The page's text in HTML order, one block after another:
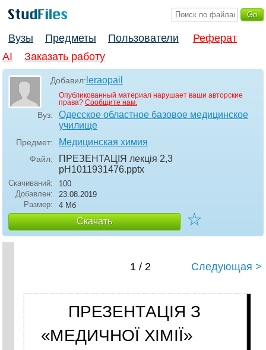
Вузы Предметы Пользователи
Реферат
AI
Заказать работу
Добавил: leraopail
Опубликованный материал нарушает ваши авторские
права? Сообщите нам.
Вуз:
Одесское областное базовое медицинское
училище
Предмет: Медицинская химия
Файл:
ПРЕЗЕНТАЦІЯ лекція 2,3
рН1011931476.pptx
Скачиваний:
100
Добавлен:
23.08.2019
Размер:
4 Мб
Скачать ☆
1 / 2 Следующая >
ПРЕЗЕНТАЦІЯ З
«МЕДИЧНОЇ ХІМІЇ»